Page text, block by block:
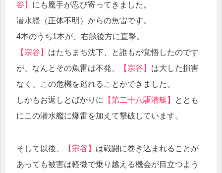
谷】 にも魔手が忍び寄ってきました。
潜水艦（正体不明）からの魚雷です。
4本のうち1本が、右舷後方に直撃。
【宗谷】 はたちまち沈下、と誰もが覚悟したのです
が、なんとその魚雷は不発、
【宗谷】 は大した損害
なく、この危機を逃れることができました。
しかもお返しとばかりに 【第二十八駆潜艇】
ととも
にこの潜水艦に爆雷を加えて撃破しています。
そして以後、 【宗谷】 は戦闘に巻き込まれることが
あっても被害は軽微で乗り越える機会が目立つよう